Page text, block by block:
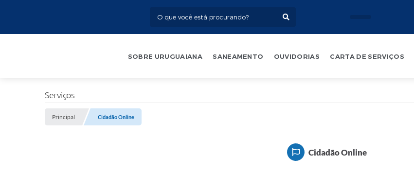
SOBRE URUGUAIANA SANEAMENTO OUVIDORIAS CARTA DE SERVIÇOS
Serviços
Principal Cidadão Online
Cidadão Online